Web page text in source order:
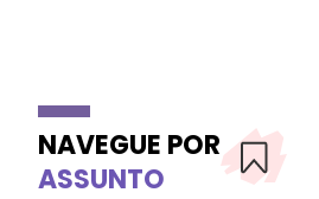
NAVEGUE POR
ASSUNTO